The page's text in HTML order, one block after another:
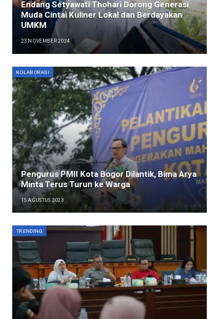
Endang Setyawati Thohari Dorong Generasi
Muda Cintai Kuliner Lokal dan Berdayakan
UMKM
23 NOVEMBER 2024
KOLABORASI
Pengurus PMII Kota Bogor Dilantik, Bima Arya
Minta Terus Turun ke Warga
15 AGUSTUS 2023
TRENDING